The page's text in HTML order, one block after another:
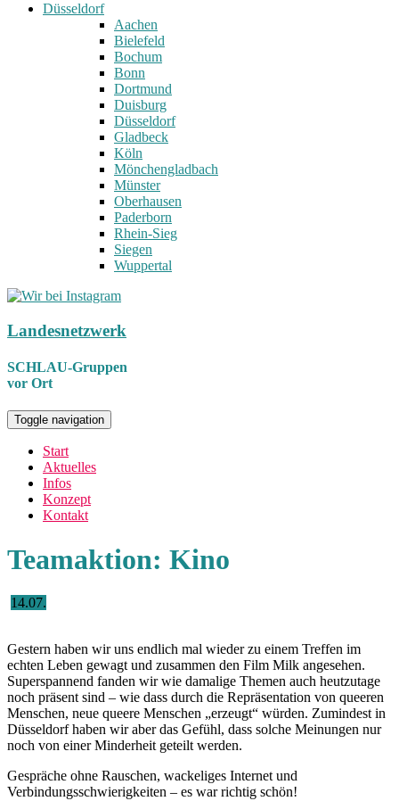
Düsseldorf
Aachen
Bielefeld
Bochum
Bonn
Dortmund
Duisburg
Düsseldorf
Gladbeck
Köln
Mönchengladbach
Münster
Oberhausen
Paderborn
Rhein-Sieg
Siegen
Wuppertal
Landesnetzwerk
SCHLAU-Gruppen
vor Ort
Toggle navigation
Start
Aktuelles
Infos
Konzept
Kontakt
Teamaktion: Kino
14.07.
Gestern haben wir uns endlich mal wieder zu einem Treffen im
echten Leben gewagt und zusammen den Film Milk angesehen.
Superspannend fanden wir wie damalige Themen auch heutzutage
noch präsent sind – wie dass durch die Repräsentation von queeren
Menschen, neue queere Menschen „erzeugt“ würden. Zumindest in
Düsseldorf haben wir aber das Gefühl, dass solche Meinungen nur
noch von einer Minderheit geteilt werden.
Gespräche ohne Rauschen, wackeliges Internet und
Verbindungsschwierigkeiten – es war richtig schön!